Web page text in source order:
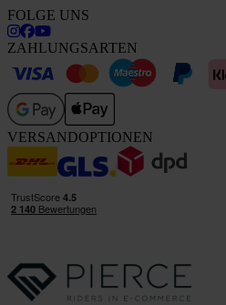
FOLGE UNS
ZAHLUNGSARTEN
VERSANDOPTIONEN